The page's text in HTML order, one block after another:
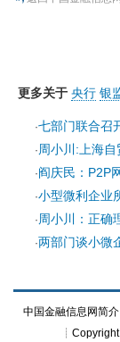
更多关于 央行 银
·七部门联合召
·周小川:上海
·阎庆民：P2P
·小型微利企业
·周小川：正确
·两部门谈小微
中国金融信息网简介